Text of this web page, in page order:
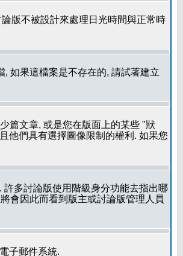
版不被設計來處理日光時間與正常時
如果這檔案是不存在的, 請試著建立
篇文章, 或是您在版面上的某些 "狀
他們具有選擇圖像限制的權利. 如果您
多討論版使用階級身分功能去指出哪
會因此而看到版主或討論版管理人員
子郵件系統.